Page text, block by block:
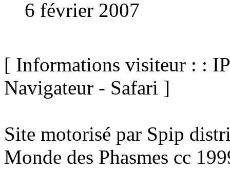
6 février 2007
[ Informations visiteur : :
Navigateur - Safari ]
Site motorisé par Spip
Monde des Phasmes cc